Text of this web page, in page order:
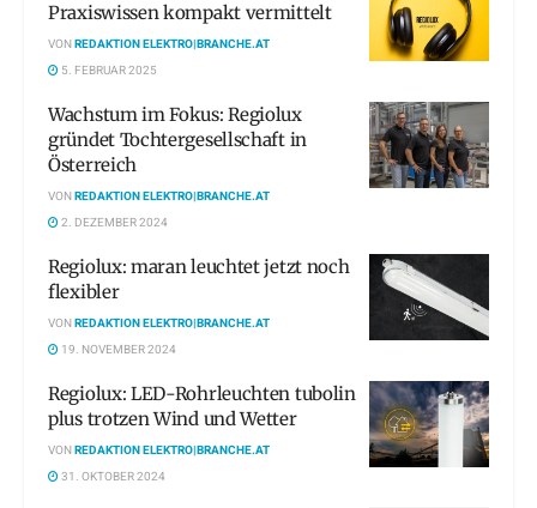
Praxiswissen kompakt vermittelt
VONREDAKTION ELEKTRO|BRANCHE.AT
5. FEBRUAR 2025
Wachstum im Fokus: Regiolux
gründet Tochtergesellschaft in
Österreich
VONREDAKTION ELEKTRO|BRANCHE.AT
2. DEZEMBER 2024
Regiolux: maran leuchtet jetzt noch
flexibler
VONREDAKTION ELEKTRO|BRANCHE.AT
19. NOVEMBER 2024
Regiolux: LED-Rohrleuchten tubolin
plus trotzen Wind und Wetter
VONREDAKTION ELEKTRO|BRANCHE.AT
31. OKTOBER 2024